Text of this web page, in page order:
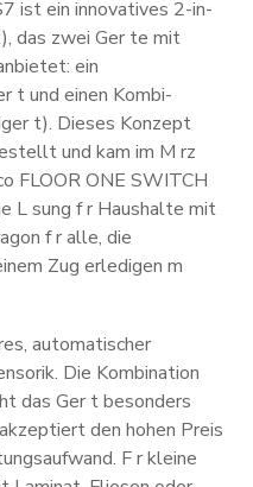
ist ein innovatives 2-in-
das zwei Ger te mit
ein
t und einen Kombi-
t). Dieses Konzept
und kam im M rz
FLOOR ONE SWITCH
L sung f r Haushalte mit
f r alle, die
Zug erledigen m
automatischer
Die Kombination
das Ger t besonders
den hohen Preis
F r kleine